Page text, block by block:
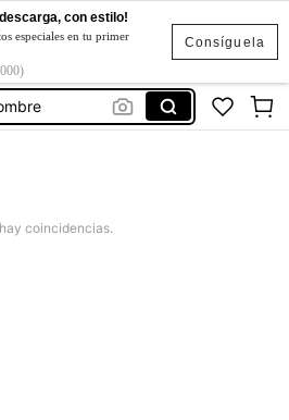
Consíguela
con estilo!
especiales en tu primer
Hombre
Para Hombre
coincidencias.